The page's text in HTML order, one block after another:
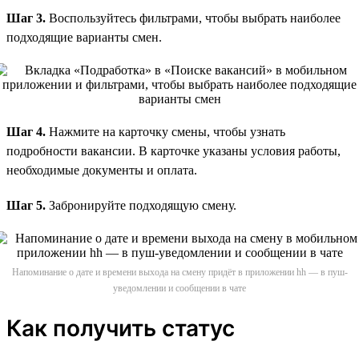
Шаг 3. Воспользуйтесь фильтрами, чтобы выбрать наиболее
подходящие варианты смен.
Шаг 4. Нажмите на карточку смены, чтобы узнать
подробности вакансии. В карточке указаны условия работы,
необходимые документы и оплата.
Шаг 5. Забронируйте подходящую смену.
Напоминание о дате и времени выхода на смену придёт в приложении hh — в пуш-
уведомлении и сообщении в чате
Как получить статус